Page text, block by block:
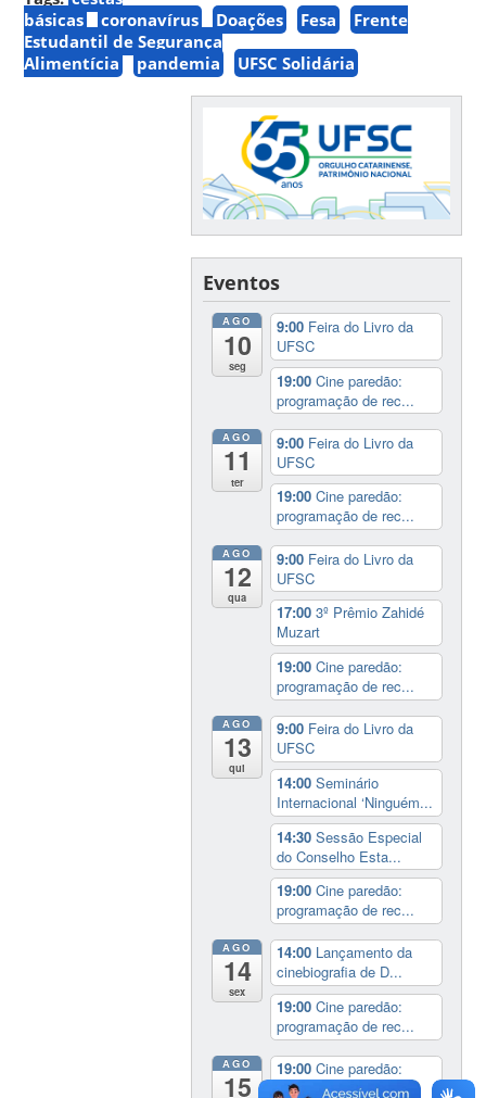
básicas
coronavírus Doações Fesa
Frente
Estudantil de Segurança
Alimentícia
pandemia UFSC Solidária
Eventos
AGO
10
seg
9:00 Feira do Livro da
UFSC
19:00Cine paredão:
programação de rec...
AGO
11
ter
9:00 Feira do Livro da
UFSC
19:00Cine paredão:
programação de rec...
AGO
12
qua
9:00 Feira do Livro da
UFSC
17:003º Prêmio Zahidé
Muzart
19:00Cine paredão:
programação de rec...
AGO
13
qui
9:00 Feira do Livro da
UFSC
14:00Seminário
Internacional ‘Ninguém...
14:30Sessão Especial
do Conselho Esta...
19:00Cine paredão:
programação de rec...
AGO
14
sex
14:00 Lançamento da
cinebiografia de D...
19:00Cine paredão:
programação de rec...
AGO
15
19:00Cine paredão:
programação de rec...